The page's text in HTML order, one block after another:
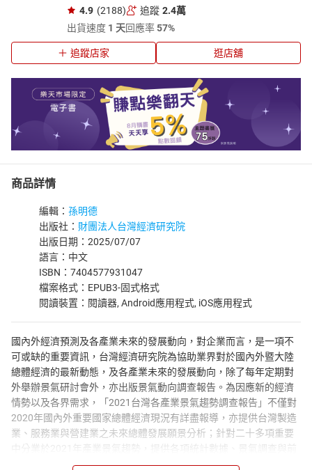
4.9 (2188) 追蹤 2.4萬
出貨速度 1 天回應率57%
追蹤店家 逛店舖
商品詳情
編輯： 孫明德
出版社： 財團法人台灣經濟研究院
出版日期：2025/07/07
語言：中文
ISBN：7404577931047
檔案格式：EPUB3-固式格式
閱讀裝置：閱讀器, Android應用程式, iOS應用程式
國內外經濟預測及各產業未來的發展動向，對企業而言，是一項不
可或缺的重要資訊，台灣經濟研究院為協助業界對於國內外暨大陸
總體經濟的最新動態，及各產業未來的發展動向，除了每年定期對
外舉辦景氣研討會外，亦出版景氣動向調查報告。為因應新的經濟
情勢以及各界需求，「2021台灣各產業景氣趨勢調查報告」不僅對
2020年國內外重要國家總體經濟現況有詳盡報導，亦提供台灣製造
業、服務業與營建業之未來總體發展願景分析；針對二十多項重要
中分業於2021年產業景氣趨勢，提供各項統計數據、景氣調查與前
瞻分析。此外，新興產業篇以未來具有潛力之新興產業為主，提供